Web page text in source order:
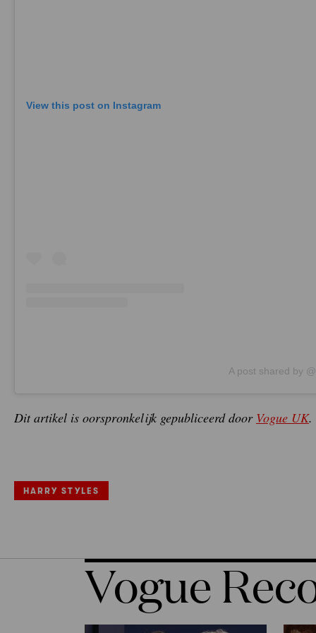
View this post on Instagram
A post shared by
Dit artikel is oorspronkelijk gepubliceerd door Vogue UK.
HARRY STYLES
Vogue